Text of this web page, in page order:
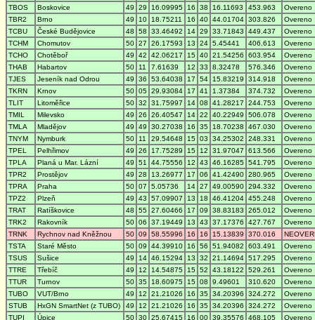
TBOS
Boskovice 49 29 16.09995 16 38 16.11693 453.963
Overeno
TBR2
Brno 49 10 18.75211 16 40 44.01704 303.826
Overeno
TCBU
České Budějovice 48 58 33.46492 14 29 33.71843 449.437
Overeno
TCHM
Chomutov 50 27 26.17593 13 24 5.45441 406.613
Overeno
TCHO
Chotěboř 49 42 42.06217 15 40 21.54256 603.954
Overeno
THAB
Habartov 50 11 7.61639 12 33 8.32478 576.346
Overeno
TJES
Jeseník nad Odrou 49 36 53.64038 17 54 15.83219 314.918
Overeno
TKRN
Krnov 50 05 29.93084 17 41 1.37384 374.732
Overeno
TLIT
Litoměřice 50 32 31.75997 14 08 41.28217 244.753
Overeno
TMIL
Milevsko 49 26 26.40547 14 22 40.22949 506.078
Overeno
TMLA
Mladějov 49 49 30.27038 16 35 18.70238 467.030
Overeno
TNYM
Nymburk 50 11 29.54648 15 03 34.25302 248.331
Overeno
TPEL
Pelhřimov 49 26 17.75289 15 12 31.97047 613.566
Overeno
TPLA
Planá u Mar. Lázní 49 51 44.75556 12 43 46.16285 541.795
Overeno
TPR2
Prostějov 49 28 13.26977 17 06 41.42490 280.965
Overeno
TPRA
Praha 50 07 5.05736 14 27 49.00590 294.332
Overeno
TPZ2
Plzeň 49 43 57.09907 13 18 46.41204 455.248
Overeno
TRAT
Ratíškovice 48 55 27.60466 17 09 38.83183 265.012
Overeno
TRK2
Rakovník 50 06 37.19449 13 43 37.17376 427.767
Overeno
TRNK
Rychnov nad Kněžnou 50 09 58.55996 16 16 15.13839 370.016
TSTA
Staré Město 50 09 44.39910 16 56 51.94082 603.491
Overeno
TSUS
Sušice 49 14 46.15294 13 32 21.14694 517.295
Overeno
TTRE
Třebíč 49 12 14.54875 15 52 43.18122 529.261
Overeno
TTUR
Turnov 50 35 18.60975 15 08 9.49601 310.620
Overeno
TUBO
VUT/Brno 49 12 21.21026 16 35 34.20396 324.272
Overeno
STUB
HxGN SmartNet (z TUBO) 49 12 21.21026 16 35 34.20396 324.272
Overeno
TUPI
Úpice 50 30 25.67415 16 00 39.35576 468.105 Overeno